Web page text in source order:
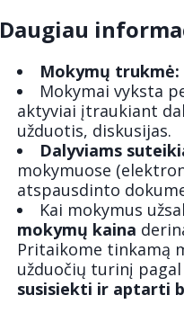
Daugiau
Mokymų trukmė:
Mokymai vyksta
aktyviai įtraukiant
užduotis, diskusijas.
Dalyviams
mokymuose
atspausdinto
Kai mokymus
mokymų kaina
Pritaikome tinkamą
užduočių turinį
susisiekti ir aptarti